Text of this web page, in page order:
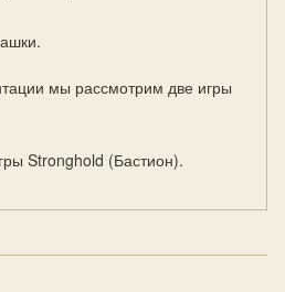
мы рассмотрим две игры
Stronghold (Бастион).